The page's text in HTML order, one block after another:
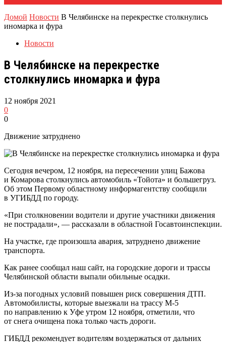
Домой Новости В Челябинске на перекрестке столкнулись
иномарка и фура
Новости
В Челябинске на перекрестке
столкнулись иномарка и фура
12 ноября 2021
0
0
Движение затруднено
Сегодня вечером, 12 ноября, на пересечении улиц Бажова
и Комарова столкнулись автомобиль «Тойота» и большегруз.
Об этом Первому областному информагентству сообщили
в УГИБДД по городу.
«При столкновении водители и другие участники движения
не пострадали», — рассказали в областной Госавтоинспекции.
На участке, где произошла авария, затруднено движение
транспорта.
Как ранее сообщал наш сайт, на городские дороги и трассы
Челябинской области выпали обильные осадки.
Из-за погодных условий повышен риск совершения ДТП.
Автомобилисты, которые выезжали на трассу М-5
по направлению к Уфе утром 12 ноября, отметили, что
от снега очищена пока только часть дороги.
ГИБДД рекомендует водителям воздержаться от дальних